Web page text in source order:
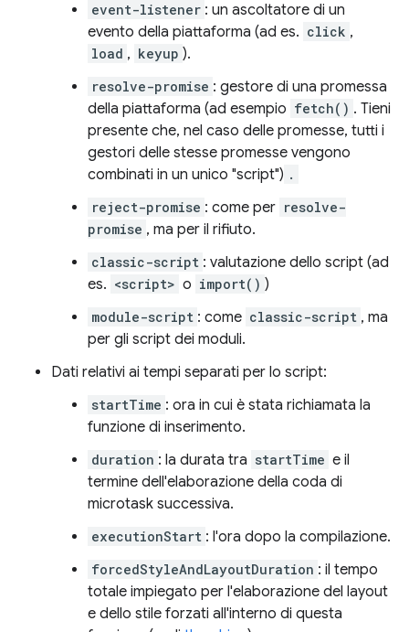
event-listener : un ascoltatore di un
evento della piattaforma (ad es. click ,
load , keyup ).
resolve-promise : gestore di una promessa
della piattaforma (ad esempio fetch() . Tieni
presente che, nel caso delle promesse, tutti i
gestori delle stesse promesse vengono
combinati in un unico "script") .
reject-promise : come per resolve-
promise , ma per il rifiuto.
classic-script : valutazione dello script (ad
es. <script> o import() )
module-script : come classic-script , ma
per gli script dei moduli.
Dati relativi ai tempi separati per lo script:
startTime : ora in cui è stata richiamata la
funzione di inserimento.
duration : la durata tra startTime e il
termine dell'elaborazione della coda di
microtask successiva.
executionStart : l'ora dopo la compilazione.
forcedStyleAndLayoutDuration : il tempo
totale impiegato per l'elaborazione del layout
e dello stile forzati all'interno di questa